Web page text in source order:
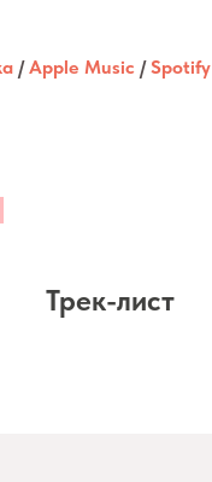
/Apple Music /Spotify
Трек-лист